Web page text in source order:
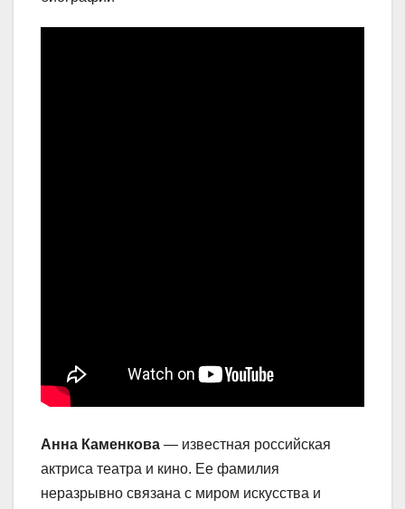
Анна Каменкова — известная российская
актриса театра и кино. Ее фамилия
неразрывно связана с миром искусства и